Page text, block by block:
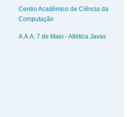
Centro Acadêmico de Ciência da
Computação
A.A.A. 7 de Maio - Atlética Javas